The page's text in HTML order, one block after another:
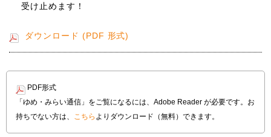
受け止めます！
ダウンロード (PDF 形式)
PDF形式
「ゆめ・みらい通信」をご覧になるには、Adobe Reader が必要です。お
持ちでない方は、
こちら よりダウンロード（無料）できます。